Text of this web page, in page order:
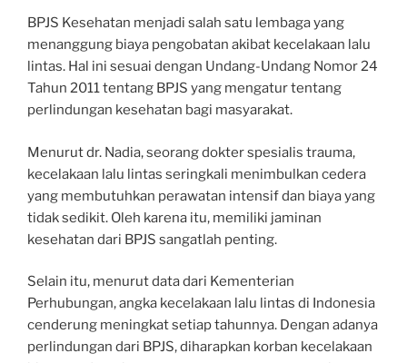
BPJS Kesehatan menjadi salah satu lembaga yang
menanggung biaya pengobatan akibat kecelakaan lalu
lintas. Hal ini sesuai dengan Undang-Undang Nomor 24
Tahun 2011 tentang BPJS yang mengatur tentang
perlindungan kesehatan bagi masyarakat.
Menurut dr. Nadia, seorang dokter spesialis trauma,
kecelakaan lalu lintas seringkali menimbulkan cedera
yang membutuhkan perawatan intensif dan biaya yang
tidak sedikit. Oleh karena itu, memiliki jaminan
kesehatan dari BPJS sangatlah penting.
Selain itu, menurut data dari Kementerian
Perhubungan, angka kecelakaan lalu lintas di Indonesia
cenderung meningkat setiap tahunnya. Dengan adanya
perlindungan dari BPJS, diharapkan korban kecelakaan